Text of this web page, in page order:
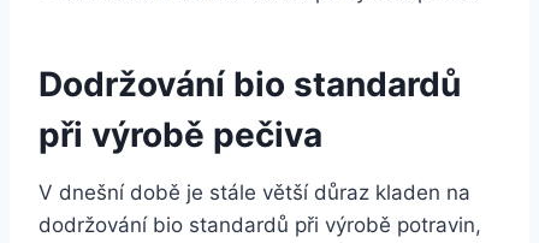
Dodržování bio ⁣standardů
při‌ výrobě pečiva
V dnešní době je stále větší⁢ důraz kladen na​
dodržování bio‍ standardů při výrobě potravin,